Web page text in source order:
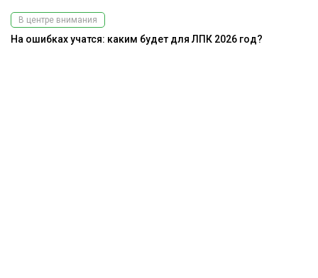
В центре внимания
На ошибках учатся: каким будет для ЛПК 2026 год?